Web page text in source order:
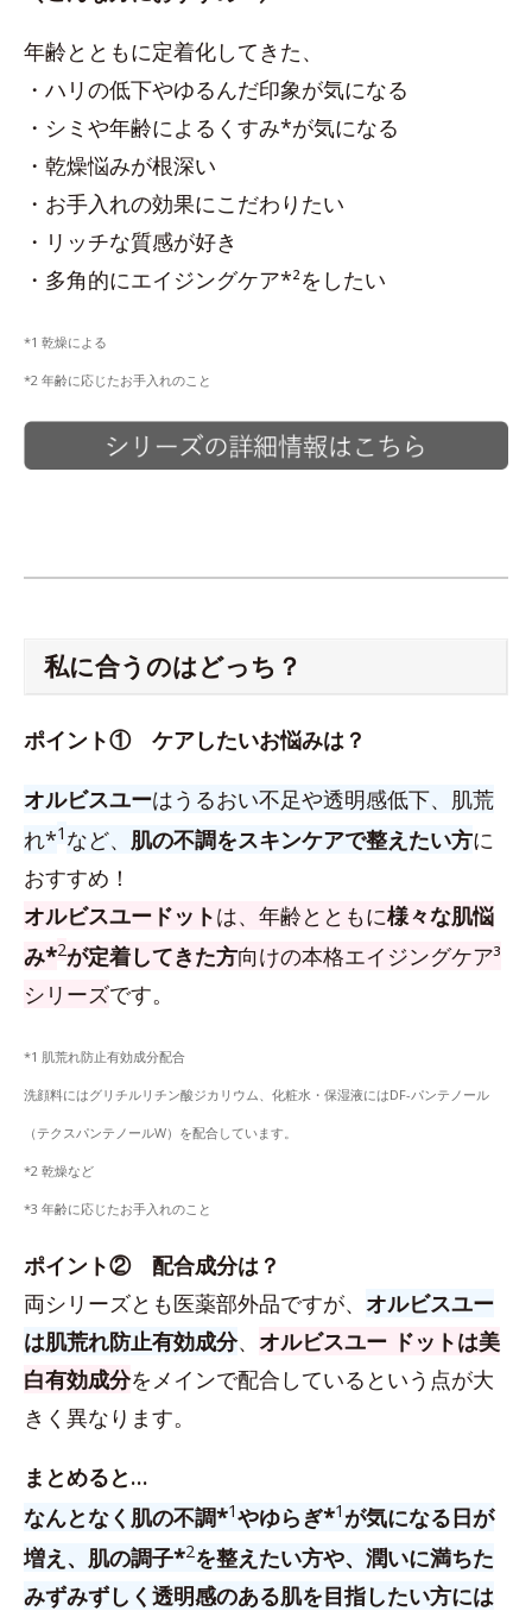
年齢とともに定着化してきた、
・ハリの低下やゆるんだ印象が気になる
・シミや年齢によるくすみ*が気になる
・乾燥悩みが根深い
・お手入れの効果にこだわりたい
・リッチな質感が好き
・多角的にエイジングケア*²をしたい
*1 乾燥による
*2 年齢に応じたお手入れのこと
私に合うのはどっち？
ポイント① ケアしたいお悩みは？
オルビスユーはうるおい不足や透明感低下、肌荒
れ*1 など、 肌の不調をスキンケアで整えたい方に
おすすめ！
オルビスユードットは、年齢とともに様々な肌悩
み*2が定着してきた方向けの本格エイジングケア³
シリーズです。
*1 肌荒れ防止有効成分配合
洗顔料にはグリチルリチン酸ジカリウム、化粧水・保湿液にはDF-パンテノール
（テクスパンテノールW）を配合しています。
*2 乾燥など
*3 年齢に応じたお手入れのこと
ポイント② 配合成分は？
両シリーズとも医薬部外品ですが、 オルビスユー
は肌荒れ防止有効成分、 オルビスユー ドットは美
白有効成分をメインで配合しているという点が大
きく異なります。
まとめると…
なんとなく肌の不調*1やゆらぎ*1 が気になる日が
増え、肌の調子*2を整えたい方や、潤いに満ちた
みずみずしく透明感のある肌を目指したい方には